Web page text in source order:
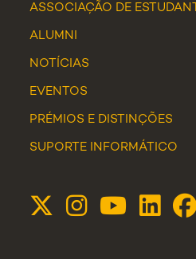
ASSOCIAÇÃO DE
ALUMNI
NOTÍCIAS
EVENTOS
PRÉMIOS E DISTINÇÕES
SUPORTE INFORMÁTICO